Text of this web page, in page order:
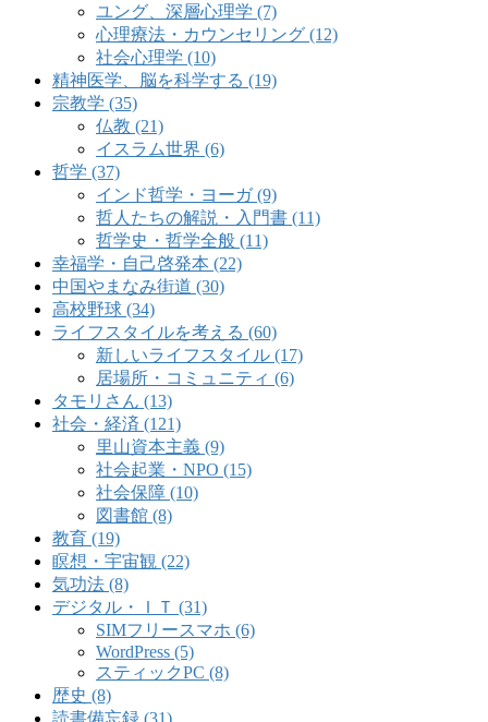
ユング、深層心理学 (7)
心理療法・カウンセリング (12)
社会心理学 (10)
精神医学、脳を科学する (19)
宗教学 (35)
仏教 (21)
イスラム世界 (6)
哲学 (37)
インド哲学・ヨーガ (9)
哲人たちの解説・入門書 (11)
哲学史・哲学全般 (11)
幸福学・自己啓発本 (22)
中国やまなみ街道 (30)
高校野球 (34)
ライフスタイルを考える (60)
新しいライフスタイル (17)
居場所・コミュニティ (6)
タモリさん (13)
社会・経済 (121)
里山資本主義 (9)
社会起業・NPO (15)
社会保障 (10)
図書館 (8)
教育 (19)
瞑想・宇宙観 (22)
気功法 (8)
デジタル・ＩＴ (31)
SIMフリースマホ (6)
WordPress (5)
スティックPC (8)
歴史 (8)
読書備忘録 (31)